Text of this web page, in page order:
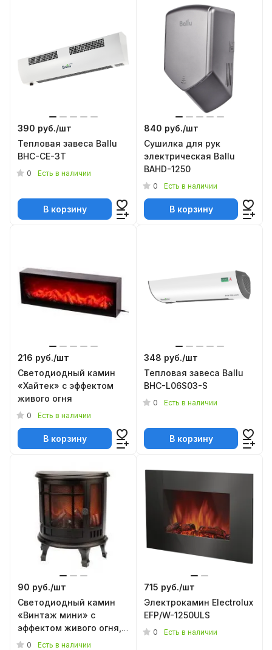
390 руб./шт
Тепловая завеса Ballu
BHC-CE-3T
0 Есть в наличии
В корзину
840 руб./шт
Сушилка для рук
электрическая Ballu
BAHD-1250
0 Есть в наличии
В корзину
216 руб./шт
Светодиодный камин
«Хайтек» с эффектом
живого огня
0 Есть в наличии
В корзину
348 руб./шт
Тепловая завеса Ballu
BHC-L06S03-S
0 Есть в наличии
В корзину
90 руб./шт
Светодиодный камин
«Винтаж мини» с
эффектом живого огня,
черный
0 Есть в наличии
715 руб./шт
Электрокамин Electrolux
EFP/W-1250ULS
0 Есть в наличии